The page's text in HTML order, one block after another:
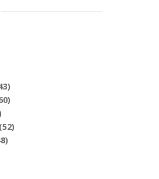
(52)